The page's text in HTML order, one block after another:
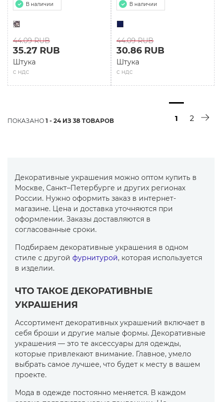
В наличии
44.09 RUB
с ндс
35.27 RUB
Штука
В наличии
44.09 RUB
с ндс
30.86 RUB
Штука
ПОКАЗАНО 1 - 24 ИЗ 38 ТОВАРОВ 1 2
Декоративные украшения можно оптом купить в
Москве, Санкт–Петербурге и других регионах
России. Нужно оформить заказ в интернет-
магазине. Цена и доставка уточняются при
оформлении. Заказы доставляются в
согласованные сроки.
Подбираем декоративные украшения в одном
стиле с другой фурнитурой, которая используется
в изделии.
ЧТО ТАКОЕ ДЕКОРАТИВНЫЕ
УКРАШЕНИЯ
Ассортимент декоративных украшений включает в
себя броши и другие малые формы. Декоративные
украшения — это те аксессуары для одежды,
которые привлекают внимание. Главное, умело
выбрать самое лучшее, что будет к месту в вашем
проекте.
Мода в одежде постоянно меняется. В каждом